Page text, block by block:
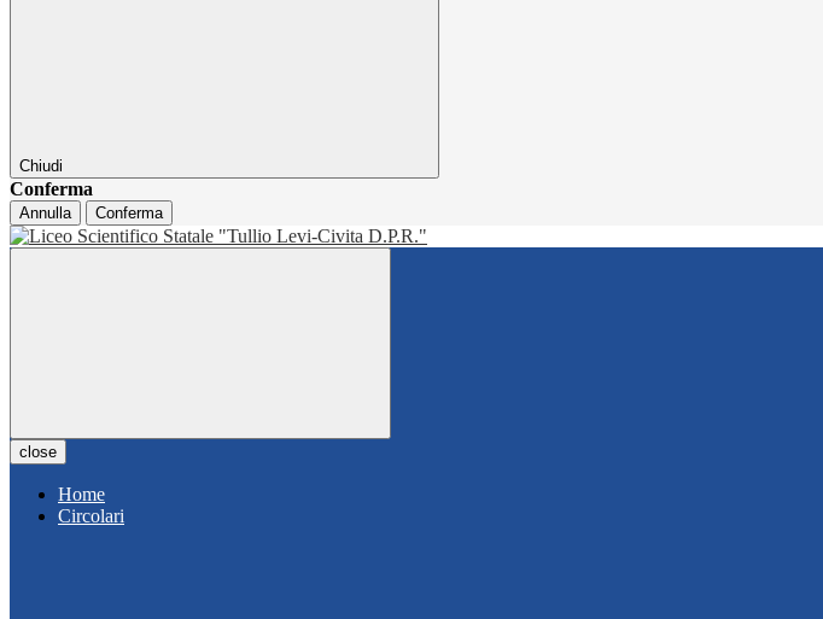
Chiudi
Conferma
Annulla Conferma
close
Home
Circolari